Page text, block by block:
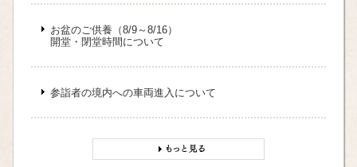
お盆のご供養（8/9～8/16）
開堂・閉堂時間について
参詣者の境内への車両進入について